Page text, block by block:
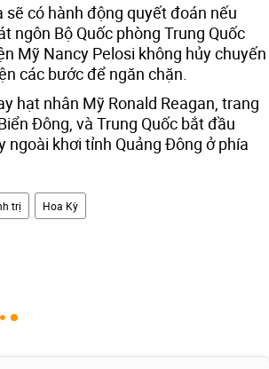
có hành động quyết đoán nếu
ngôn Bộ Quốc phòng Trung Quốc
Mỹ Nancy Pelosi không hủy chuyến
các bước để ngăn chặn.
hạt nhân Mỹ Ronald Reagan, trang
Đông, và Trung Quốc bắt đầu
ngoài khơi tỉnh Quảng Đông ở phía
trị Hoa Kỳ